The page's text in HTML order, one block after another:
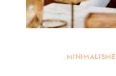
MINIMALISME